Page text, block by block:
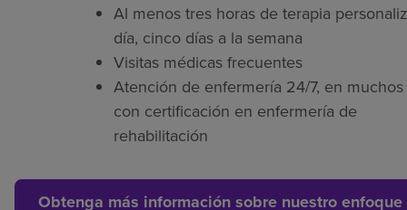
Al menos tres horas de terapia
día, cinco días a la semana
Visitas médicas frecuentes
Atención de enfermería 24/7, en muchos
con certificación en enfermería de
rehabilitación
Obtenga más información sobre nuestro